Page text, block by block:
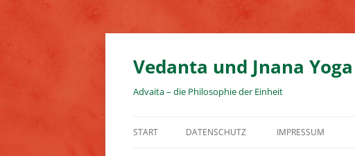
Zum
springen
Vedanta und Jnana Yoga
Advaita – die Philosophie der Einheit
START DATENSCHUTZ IMPRESSUM